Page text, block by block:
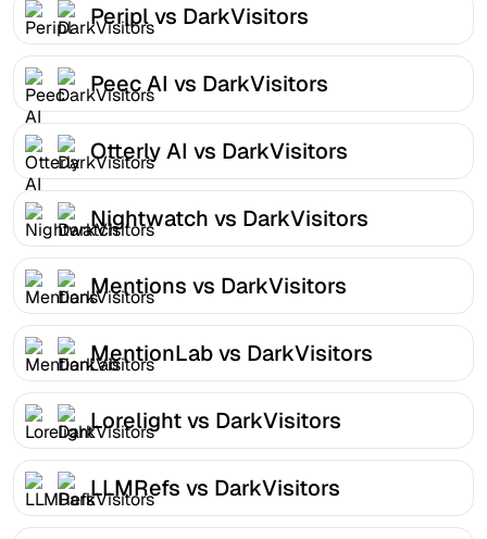
Peripl vs DarkVisitors
Peec AI vs DarkVisitors
Otterly AI vs DarkVisitors
Nightwatch vs DarkVisitors
Mentions vs DarkVisitors
MentionLab vs DarkVisitors
Lorelight vs DarkVisitors
LLMRefs vs DarkVisitors